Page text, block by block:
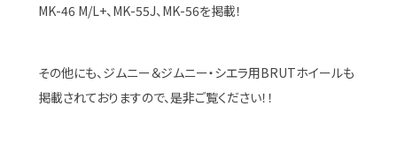
MK-46 M/L+、MK-55J、MK-56を掲載！
その他にも、ジムニー＆ジムニー・シエラ用BRUTホイールも
掲載されておりますので、是非ご覧ください！！